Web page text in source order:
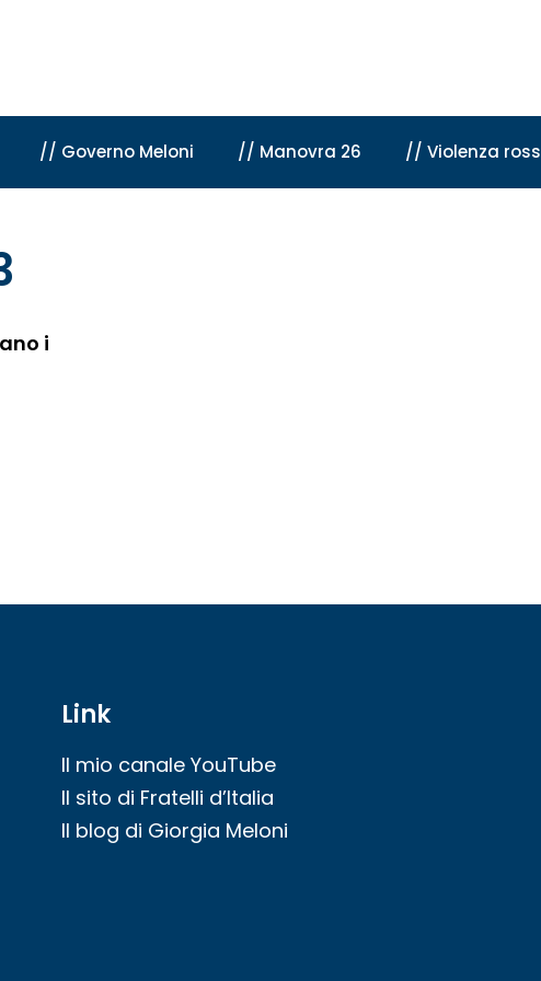
// Governo Meloni // Manovra 26 // Violenza
i
Link
Il mio canale YouTube
Il sito di Fratelli d’Italia
Il blog di Giorgia Meloni